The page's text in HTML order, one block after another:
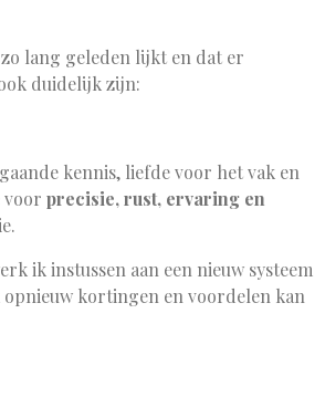
lang geleden lijkt en dat er
duidelijk zijn:
kennis, liefde voor het vak en
voor precisie, rust, ervaring en
ik instussen aan een nieuw systeem
kortingen en voordelen kan